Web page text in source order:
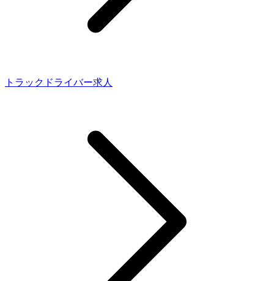
トラックドライバー求人